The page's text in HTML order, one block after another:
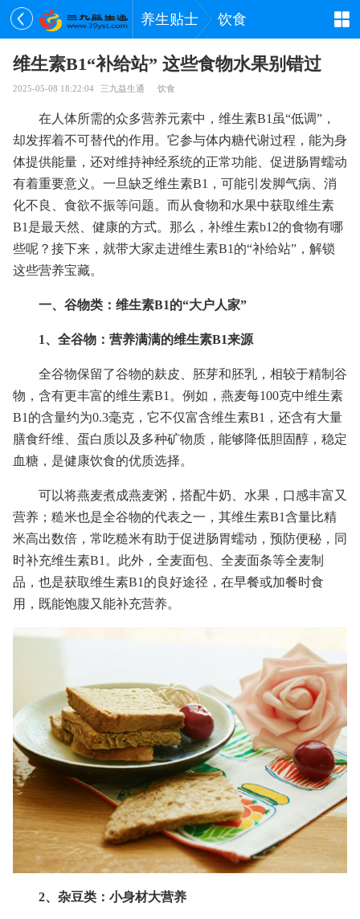
养生贴士 饮食
维生素B1“补给站” 这些食物水果别错过
2025-05-08 18:22:04 三九益生通 饮食
在人体所需的众多营养元素中，维生素B1虽“低调”，
却发挥着不可替代的作用。它参与体内糖代谢过程，能为身
体提供能量，还对维持神经系统的正常功能、促进肠胃蠕动
有着重要意义。一旦缺乏维生素B1，可能引发脚气病、消
化不良、食欲不振等问题。而从食物和水果中获取维生素
B1是最天然、健康的方式。那么，补维生素b12的食物有哪
些呢？接下来，就带大家走进维生素B1的“补给站”，解锁
这些营养宝藏。
一、谷物类：维生素B1的“大户人家”
1、全谷物：营养满满的维生素B1来源
全谷物保留了谷物的麸皮、胚芽和胚乳，相较于精制谷
物，含有更丰富的维生素B1。例如，燕麦每100克中维生素
B1的含量约为0.3毫克，它不仅富含维生素B1，还含有大量
膳食纤维、蛋白质以及多种矿物质，能够降低胆固醇，稳定
血糖，是健康饮食的优质选择。
可以将燕麦煮成燕麦粥，搭配牛奶、水果，口感丰富又
营养；糙米也是全谷物的代表之一，其维生素B1含量比精
米高出数倍，常吃糙米有助于促进肠胃蠕动，预防便秘，同
时补充维生素B1。此外，全麦面包、全麦面条等全麦制
品，也是获取维生素B1的良好途径，在早餐或加餐时食
用，既能饱腹又能补充营养。
2、杂豆类：小身材大营养